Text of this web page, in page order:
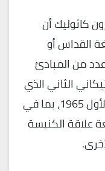
كاثوليك أن
القداس أو
من المبادئ
الثاني الذي
أنهى أعماله في ديسمبر/كانون الأول 1965، بما في
علاقة الكنيسة